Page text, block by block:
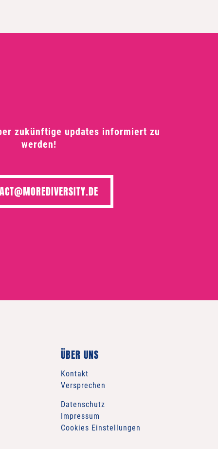
zukünftige updates informiert zu
werden!
ÜBER UNS
Kontakt
Versprechen
Datenschutz
Impressum
Cookies Einstellungen